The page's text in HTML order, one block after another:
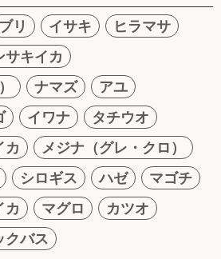
ブリ イサキ
ヒラマサ
サキイカ
ナマズ
アユ
イワナ
タチウオ
カ
メジナ（グレ・クロ）
シロギス ハゼ
マゴチ
カ マグロ
カツオ
クバス